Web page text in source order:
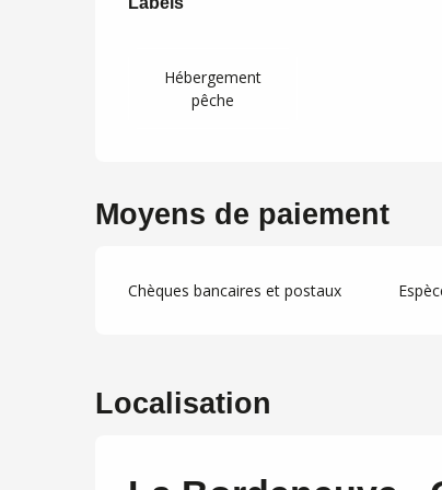
Hébergement
pêche
Moyens de paiement
Chèques bancaires et postaux
Localisation